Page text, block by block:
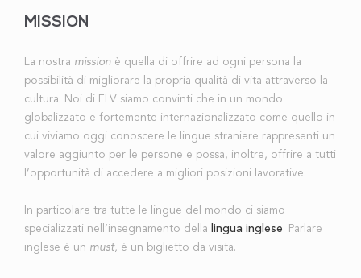
MISSION
La nostra mission è quella di offrire ad ogni persona la
possibilità di migliorare la propria qualità di vita attraverso la
cultura. Noi di ELV siamo convinti che in un mondo
globalizzato e fortemente internazionalizzato come quello in
cui viviamo oggi conoscere le lingue straniere rappresenti un
valore aggiunto per le persone e possa, inoltre, offrire a tutti
l’opportunità di accedere a migliori posizioni lavorative.
In particolare tra tutte le lingue del mondo ci siamo
specializzati nell’insegnamento della lingua inglese. Parlare
inglese è un must, è un biglietto da visita.